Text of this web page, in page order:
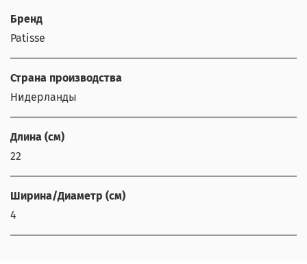
Бренд
Patisse
Страна производства
Нидерланды
Длина (см)
22
Ширина/Диаметр (см)
4